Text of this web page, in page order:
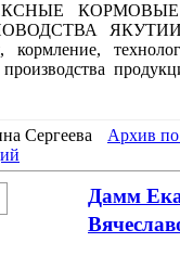
кормление,
Сергеева
Архив
Дамм